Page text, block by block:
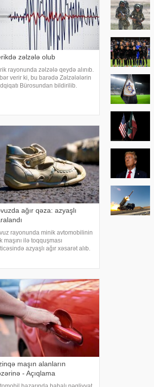
zəlzələ olub
rayonunda zəlzələ qeydə alınıb.
verir ki, bu barədə Zəlzələlərin
Bürosundan bildirilib.
ağır qəza: azyaşlı
rayonunda minik avtomobilinin
maşını ilə toqquşması
azyaşlı ağır xəsarət alıb.
ZİL markal
maşın alanların
- Açıqlama